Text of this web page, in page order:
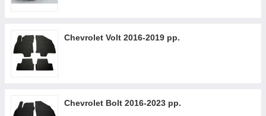
Chevrolet Volt 2016-2019 рр.
Chevrolet Bolt 2016-2023 рр.